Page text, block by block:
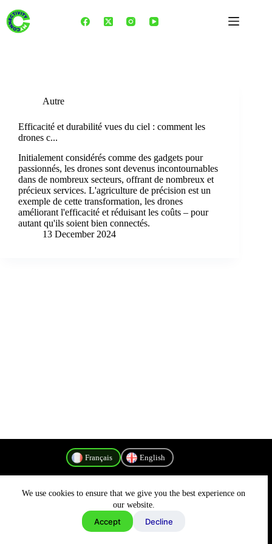
content
We use cookies to ensure that we give you the best experience on
our website.
Accept Decline
Autre
Efficacité et durabilité vues du ciel : comment les
drones c...
Initialement considérés comme des gadgets pour
passionnés, les drones sont devenus incontournables
dans de nombreux secteurs, offrant de nombreux et
précieux services. L'agriculture de précision est un
exemple de cette transformation, les drones
améliorant l'efficacité et réduisant les coûts – pour
autant qu'ils soient bien connectés.
13 December 2024
Français English
Politique de confidentialité
Copyright © 2026 - MyConnectivity